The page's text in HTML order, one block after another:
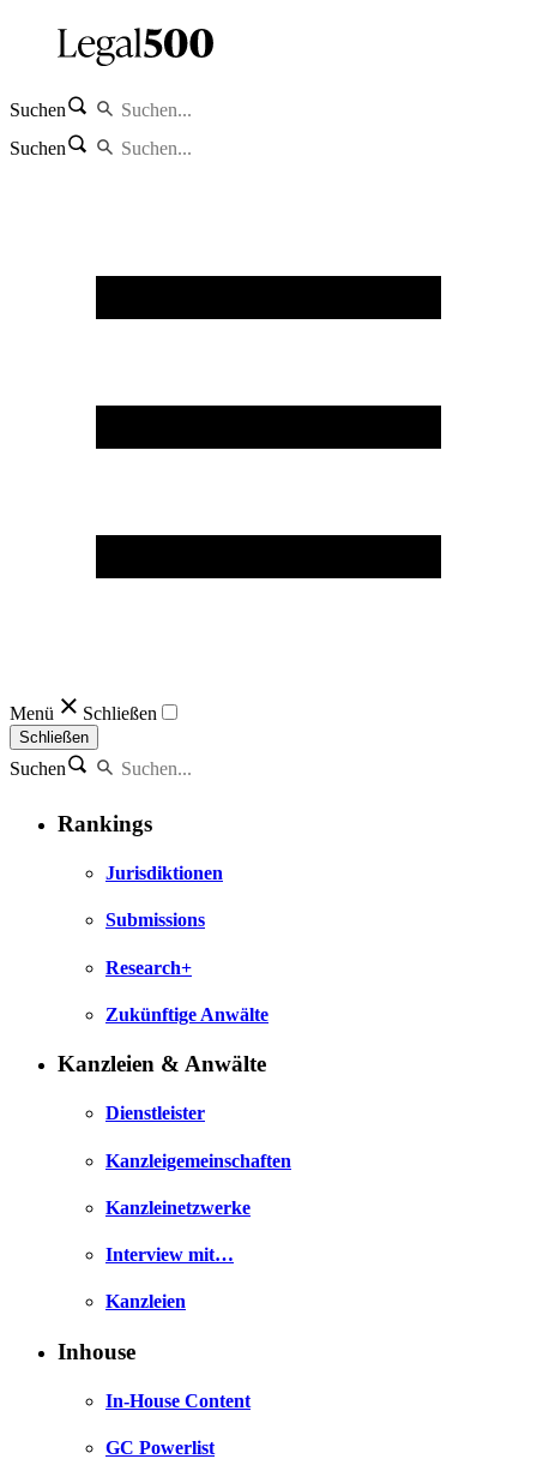
Suchen
Suchen
Menü Schließen
Schließen
Suchen
Rankings
Jurisdiktionen
Submissions
Research+
Zukünftige Anwälte
Kanzleien & Anwälte
Dienstleister
Kanzleigemeinschaften
Kanzleinetzwerke
Interview mit…
Kanzleien
Inhouse
In-House Content
GC Powerlist